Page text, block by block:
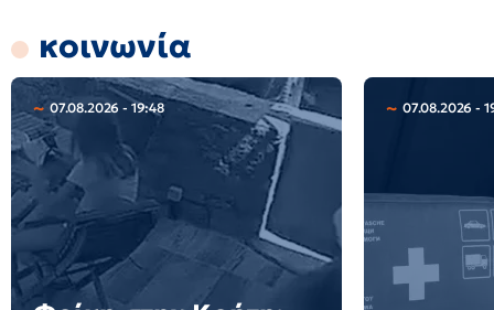
κοινωνία
07.08.2026 - 19:48 07.08.2026 -